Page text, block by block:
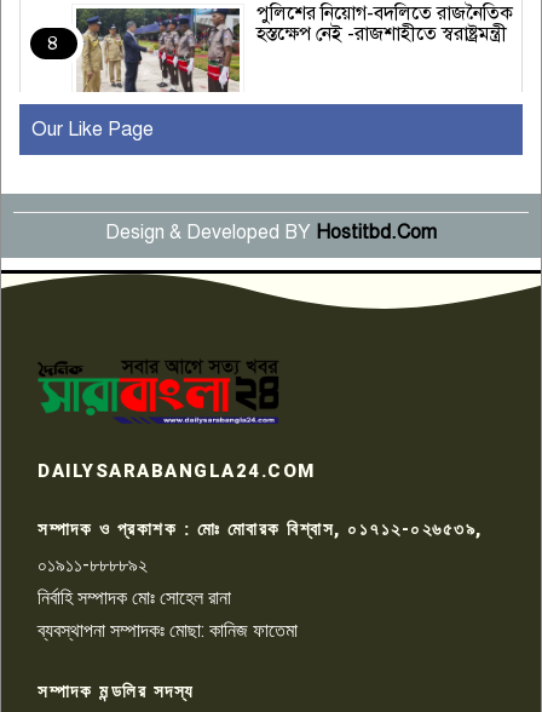
৪
পুলিশের নিয়োগ-বদলিতে রাজনৈতিক
হস্তক্ষেপ নেই -রাজশাহীতে স্বরাষ্ট্রমন্ত্রী
৫
বছর পূর্তি উদযাপন
৬
সংবাদ সম্মেলনে অভিযোগ অস্বীকার
উদ্দেশ্য প্রণোদিত সংবাদ প্রকাশের
প্রতিবাদ নাজির হাসানের
৭
কেটে ঘরে ঢুকে স্কুল শিক্ষিকাকে হত্যা
টয়লেটের ট্যাংকি থেকে লাশ উদ্ধার
রাজশাহীতে সন্ত্রাসী হামলায় গুরুতর
৯
চাঁদাবাজি ও হয়রানির অভিযোগ
Our Like Page
Design & Developed BY Hostitbd.Com
DAILYSARABANGLA24.COM
সম্পাদক ও প্রকাশক : মোঃ মোবারক বিশ্বাস, ০১৭১২-০২৬৫৩৯,
০১৯১১-৮৮৮৮৯২
নির্বাহি সম্পাদক মোঃ সোহেল রানা
ব্যবস্থাপনা সম্পাদকঃ মোছা: কানিজ ফাতেমা
সম্পাদক মন্ডলির সদস্য